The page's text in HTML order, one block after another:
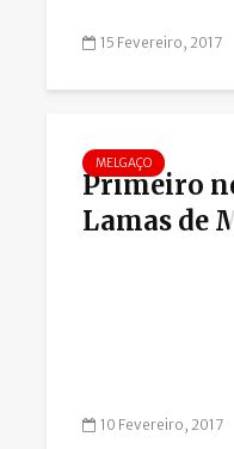
15 Fevereiro, 2017
MELGAÇO
Primeiro
Lamas de
10 Fevereiro, 2017